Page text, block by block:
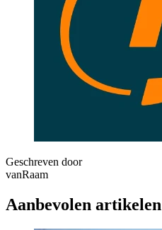
Geschreven door
vanRaam
Aanbevolen artikelen